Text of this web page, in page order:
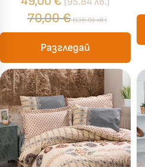
70,00€ (136.91 лв.)
Разгледай